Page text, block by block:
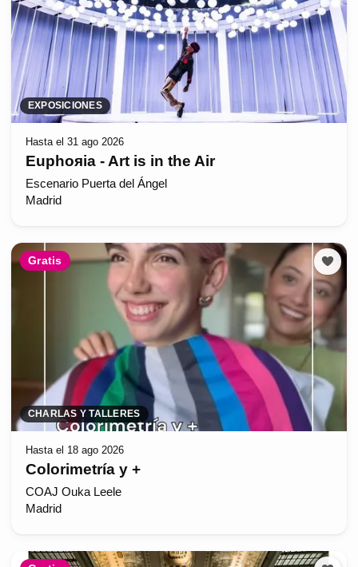
EXPOSICIONES
Hasta el 31 ago 2026
Euphoяia - Art is in the Air
Escenario Puerta del Ángel
Madrid
Gratis
CHARLAS Y TALLERES
Hasta el 18 ago 2026
Colorimetría y +
COAJ Ouka Leele
Madrid